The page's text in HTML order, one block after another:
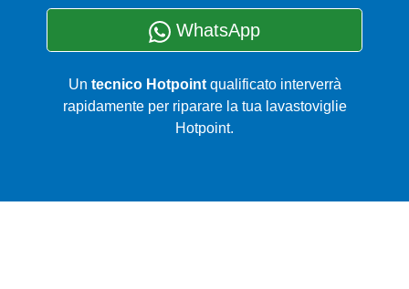
WhatsApp
Un tecnico Hotpointqualificato interverrà
rapidamente per riparare la tua lavastoviglie
Hotpoint.